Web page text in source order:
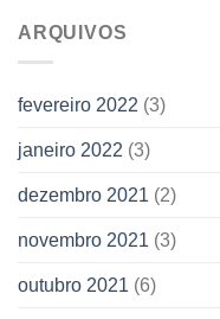
ARQUIVOS
fevereiro 2022 (3)
janeiro 2022 (3)
dezembro 2021 (2)
novembro 2021 (3)
outubro 2021 (6)